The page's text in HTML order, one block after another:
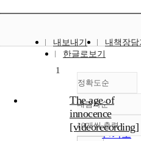
내보내기
내책장담
한글로보기
정확도순
정확도
순
인기도
내림차순
내림차순
10개씩 출력
1
The age of
innocence
[videorecording]